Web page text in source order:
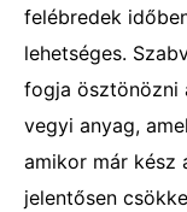
felébredek
lehetséges.
fogja ösztönözni
vegyi anyag,
amikor már kész
jelentősen